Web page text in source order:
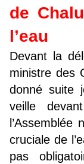
de
l’eau
Devant la
ministre des
donné suite
veille
cruciale de
pas